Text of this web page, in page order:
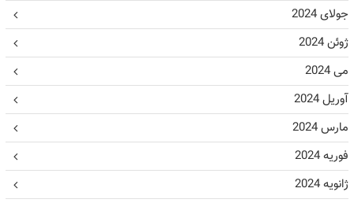
جولای 2024
ژوئن 2024
می 2024
آوریل 2024
مارس 2024
فوریه 2024
ژانویه 2024